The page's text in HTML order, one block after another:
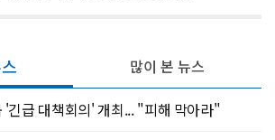
'긴급 대책회의' 개최... "피해 막아라"
많이 본 뉴스